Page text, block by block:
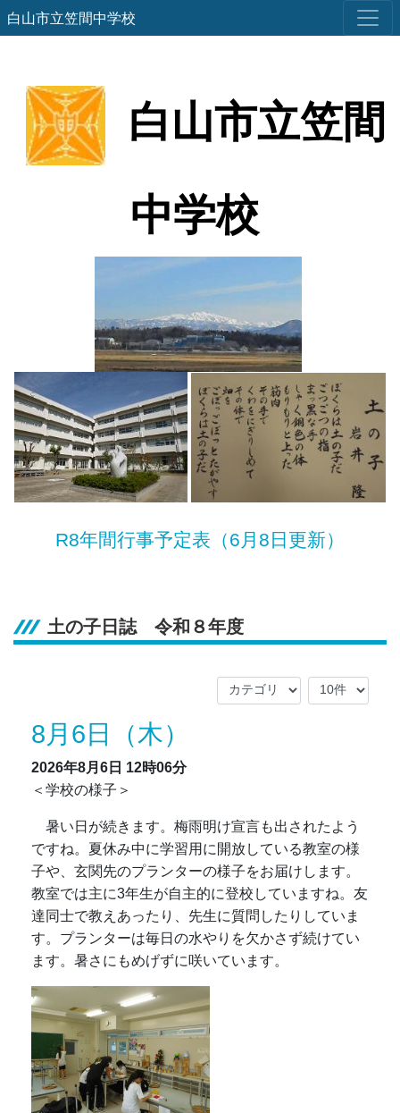
白山市立笠間中学校
白山市立笠間
中学校
R8年間行事予定表（6月8日更新）
土の子日誌 令和８年度
8月6日（木）
2026年8月6日 12時06分
＜学校の様子＞
暑い日が続きます。梅雨明け宣言も出されたよう
ですね。夏休み中に学習用に開放している教室の様
子や、玄関先のプランターの様子をお届けします。
教室では主に3年生が自主的に登校していますね。友
達同士で教えあったり、先生に質問したりしていま
す。プランターは毎日の水やりを欠かさず続けてい
ます。暑さにもめげずに咲いています。